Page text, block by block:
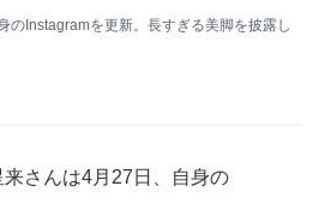
のInstagramを更新。長すぎる美脚を披露し
さんは4月27日、自身の